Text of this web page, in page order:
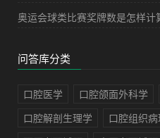
奥运会球类比赛奖牌数是怎样计
问答库分类
口腔医学 口腔颌面外科学
口腔解剖生理学
口腔组织